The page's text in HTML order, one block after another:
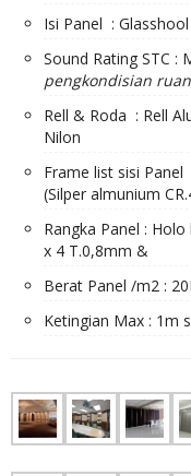
Isi Panel :
Sound Rating STC :
pengkondisian
Rell & Roda : Rell
Nilon
Frame list sisi
(Silper almunium
Rangka Panel :
x 4 T.0,8mm &
Berat Panel /m2 :
Ketingian Max : 1m